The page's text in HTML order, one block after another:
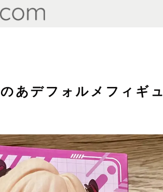
あデフォルメフィギ